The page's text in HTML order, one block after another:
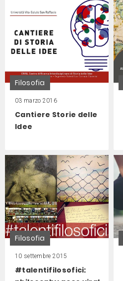
Filosofia
03 marzo 2016
Cantiere Storie delle
Idee
Filosofia
10 settembre 2015
#talentifilosofici: